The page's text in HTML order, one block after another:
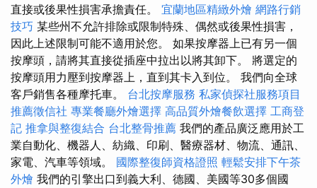
直接或後果性損害承擔責任。 宜蘭地區精緻外燴 網路行銷
技巧 某些州不允許排除或限制特殊、偶然或後果性損害，
因此上述限制可能不適用於您。 如果按摩器上已有另一個
按摩頭，請將其直接從插座中拉出以將其卸下。 將選定的
按摩頭用力壓到按摩器上，直到其卡入到位。 我們向全球
客戶銷售各種摩托車。 台北按摩服務 私家偵探社服務項目
推薦徵信社 專業餐廳外燴選擇 高品質外燴餐飲選擇 工商登
記 推拿與整復結合 台北整骨推薦 我們的產品廣泛應用於工
業自動化、機器人、紡織、印刷、醫療器材、物流、通訊、
家電、汽車等領域。 國際整復師資格證照 輕鬆安排下午茶
外燴 我們的引擎出口到義大利、德國、美國等30多個國